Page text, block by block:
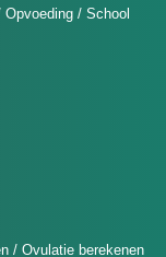
Opvoeding / School
/ Ovulatie berekenen